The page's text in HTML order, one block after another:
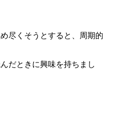
尽くそうとすると、周期的
だときに興味を持ちまし